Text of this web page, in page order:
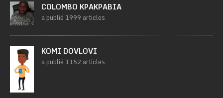
COLOMBO KPAKPABIA
a publié 1999 articles
KOMI DOVLOVI
a publié 1152 articles